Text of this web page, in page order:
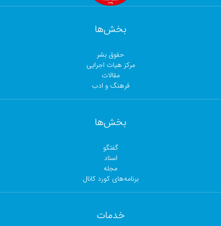
بخش‌ها
حقوق بشر
مرکز هیات اجرایی
مقالات
فرهنگ و ادب
بخش‌ها
گفتگو
اسناد
مجلە
برنامەهای کورد کانال
خدمات